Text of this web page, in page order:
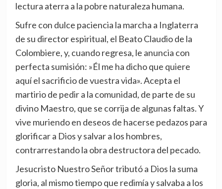
lectura aterra a la pobre naturaleza humana.
Sufre con dulce paciencia la marcha a Inglaterra
de su director espiritual, el Beato Claudio de la
Colombiere, y, cuando regresa, le anuncia con
perfecta sumisión: »Él me ha dicho que quiere
aquí el sacrificio de vuestra vida». Acepta el
martirio de pedir a la comunidad, de parte de su
divino Maestro, que se corrija de algunas faltas. Y
vive muriendo en deseos de hacerse pedazos para
glorificar a Dios y salvar a los hombres,
contrarrestando la obra destructora del pecado.
Jesucristo Nuestro Señor tributó a Dios la suma
gloria, al mismo tiempo que redimía y salvaba a los